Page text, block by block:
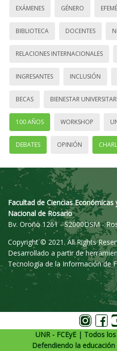
EXÁMENES GÉNERO
BIBLIOTECA DOCENTES
RELACIONES INTERNACIONALES
INGRESANTES INCLUSIÓN
BECAS BIENESTAR
100 AÑOS WORKSHOP
DEBATES OPINIÓN
Facultad de Ciencias
Nacional de Rosario
Bv. Oroño 1261 - S2000DSM -
Copyright © 2021. All Rights
Desarrollado a partir de
Tecnología de la Información de
UNR - FCEyE | Todos
Defendiendo la